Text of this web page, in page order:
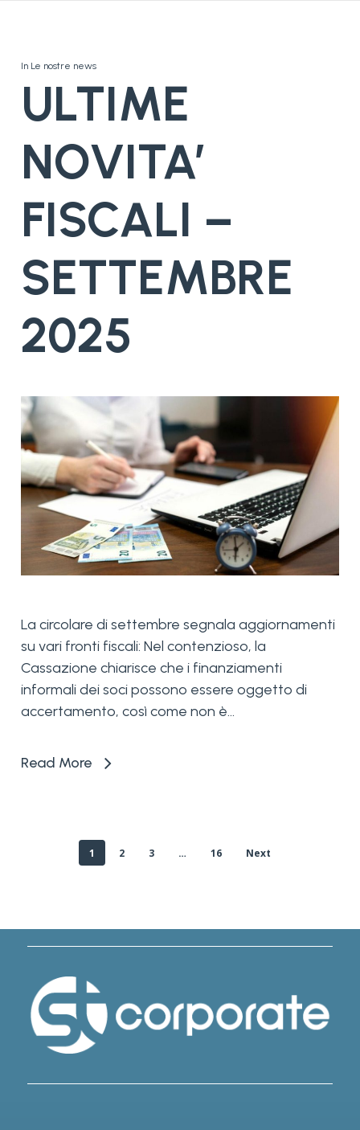
In Le nostre news
ULTIME
NOVITA’
FISCALI –
SETTEMBRE
2025
La circolare di settembre segnala aggiornamenti
su vari fronti fiscali: Nel contenzioso, la
Cassazione chiarisce che i finanziamenti
informali dei soci possono essere oggetto di
accertamento, così come non è...
Read More
1 2 3 … 16 Next